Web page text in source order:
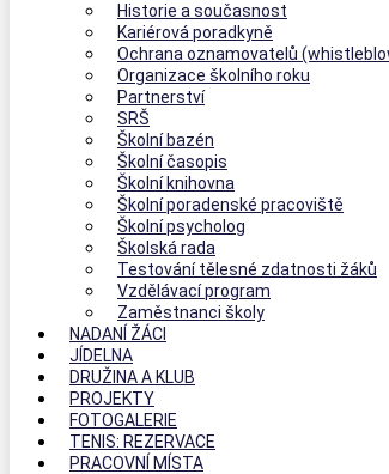
Historie a současnost
Kariérová poradkyně
Ochrana oznamovatelů
Organizace školního roku
Partnerství
SRŠ
Školní bazén
Školní časopis
Školní knihovna
Školní poradenské pracoviště
Školní psycholog
Školská rada
Testování tělesné zdatnosti žáků
Vzdělávací program
Zaměstnanci školy
NADANÍ ŽÁCI
JÍDELNA
DRUŽINA A KLUB
PROJEKTY
FOTOGALERIE
TENIS: REZERVACE
PRACOVNÍ MÍSTA